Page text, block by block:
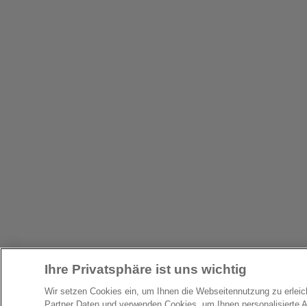
Ihre Privatsphäre ist uns wichtig
Wir setzen Cookies ein, um Ihnen die Webseitennutzung zu